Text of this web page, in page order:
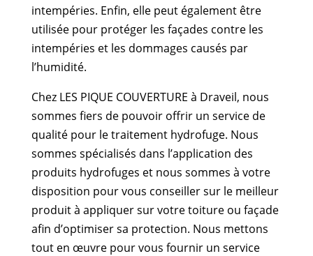
intempéries. Enfin, elle peut également être
utilisée pour protéger les façades contre les
intempéries et les dommages causés par
l’humidité.
Chez LES PIQUE COUVERTURE à Draveil, nous
sommes fiers de pouvoir offrir un service de
qualité pour le traitement hydrofuge. Nous
sommes spécialisés dans l’application des
produits hydrofuges et nous sommes à votre
disposition pour vous conseiller sur le meilleur
produit à appliquer sur votre toiture ou façade
afin d’optimiser sa protection. Nous mettons
tout en œuvre pour vous fournir un service